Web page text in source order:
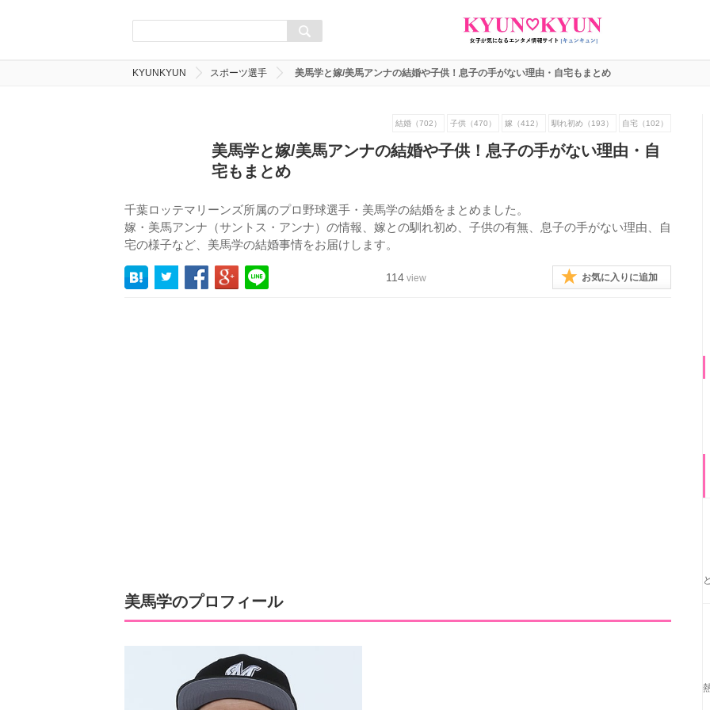
KYUNKYUN スポーツ選手 美馬学と嫁/美馬アンナの結婚や子供！息子の手がない理由・自宅もまとめ
結婚（702） 子供（470） 嫁（412） 馴れ初め（193） 自宅（102）
美馬学と嫁/美馬アンナの結婚や子供！息子の手がない理由・自
宅もまとめ
千葉ロッテマリーンズ所属のプロ野球選手・美馬学の結婚をまとめました。
嫁・美馬アンナ（サントス・アンナ）の情報、嫁との馴れ初め、子供の有無、息子の手がない理由、自
宅の様子など、美馬学の結婚事情をお届けします。
114 view お気に入りに追加
美馬学のプロフィール